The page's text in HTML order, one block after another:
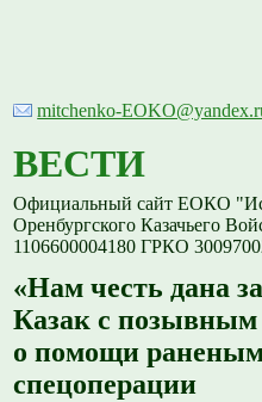
mitchenko-
ВЕСТИ
Официальный сайт ЕОКО
Оренбургского Казачьего
1106600004180 ГРКО
«Нам честь дана
Казак с позывным
о помощи
спецоперации